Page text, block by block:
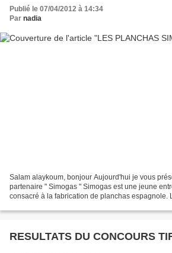
Publié le 07/04/2012 à 14:34
Par nadia
Salam alaykoum, bonjour Aujourd'hui je vous
partenaire " Simogas " Simogas est une jeune
consacré à la fabrication de planchas espagnole.
RESULTATS DU CONCOURS